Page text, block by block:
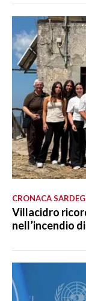
CRONACA
Villacidro
nell’incendio